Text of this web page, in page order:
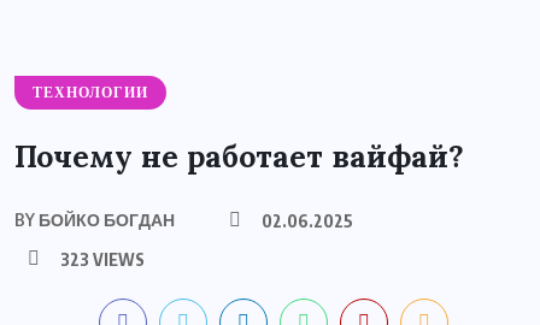
ТЕХНОЛОГИИ
Почему не работает вайфай?
BY БОЙКО БОГДАН
02.06.2025
323 VIEWS